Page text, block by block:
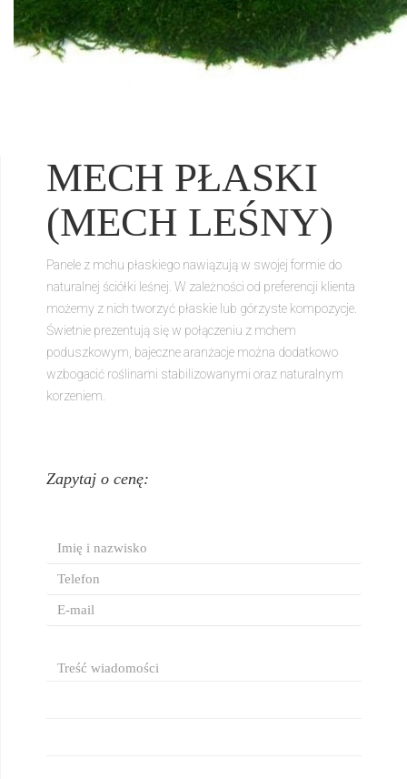
MECH PŁASKI
(MECH LEŚNY)
Panele z mchu płaskiego nawiązują w swojej formie do
naturalnej ściółki leśnej. W zależności od preferencji klienta
możemy z nich tworzyć płaskie lub górzyste kompozycje.
Świetnie prezentują się w połączeniu z mchem
poduszkowym, bajeczne aranżacje można dodatkowo
wzbogacić roślinami stabilizowanymi oraz naturalnym
korzeniem.
Zapytaj o cenę: